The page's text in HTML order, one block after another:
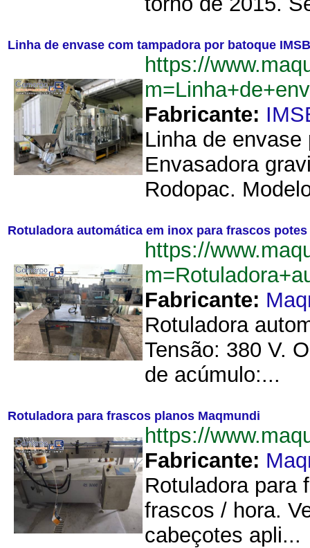
Linha de envase com tampadora por batoque
https://
Fabricante:
Linha de
Envasadora
Rodopac.
Rotuladora automática em inox para frascos
https://
Fabricante:
Rotuladora
Tensão: 380 V.
de acúmulo:...
Rotuladora para frascos planos Maqmundi
https://
Fabricante:
Rotuladora para
frascos / hora.
cabeçotes apli...